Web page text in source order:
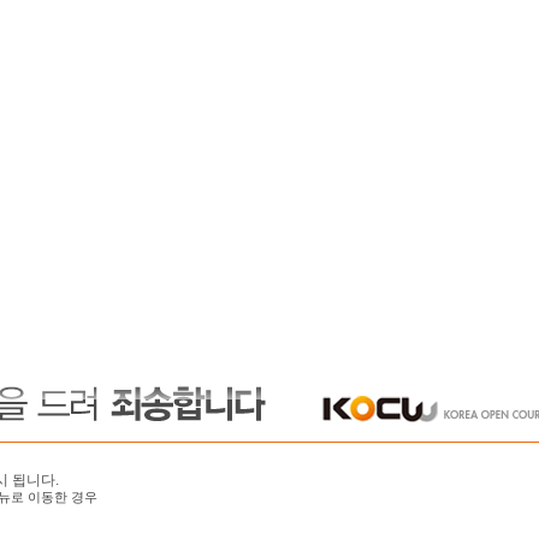
됩니다.
로 이동한 경우